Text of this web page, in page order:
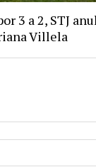
3 a 2, STJ
Villela